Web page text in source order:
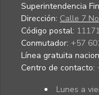
Superintendencia
Dirección: Calle 7
Código postal:
Conmutador: +57
Línea gratuita
Centro de contacto:
Lunes a